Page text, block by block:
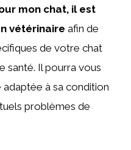
mon chat, il est
vétérinaire afin de
de votre chat
santé. Il pourra vous
à sa condition
problèmes de